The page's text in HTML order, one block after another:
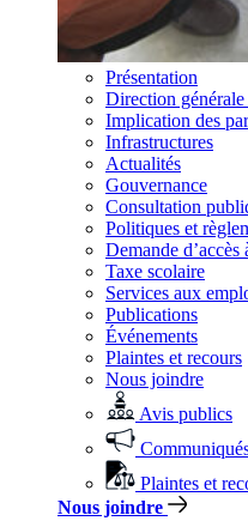
Présentation
Direction
Implication des
Infrastructures
Actualités
Gouvernance
Consultation
Politiques et
Demande
Taxe scolaire
Services aux
Publications
Événements
Plaintes et recours
Nous joindre
Avis publics
Plaintes et
Nous joindre